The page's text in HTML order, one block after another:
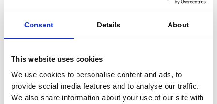
Consent Details About
This website uses cookies
We use cookies to personalise content and ads, to
provide social media features and to analyse our traffic.
We also share information about your use of our site with
Leveringstid er 5-6 dag(e)